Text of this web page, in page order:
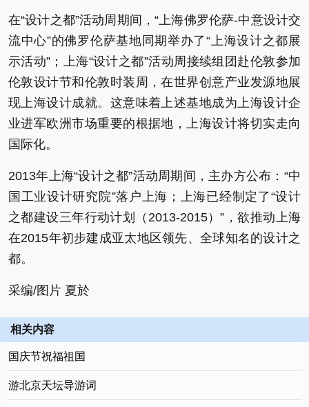
在“设计之都”活动周期间，“上海佛罗伦萨-中意设计交
流中心”的佛罗伦萨基地同期举办了“上海设计之都展
示活动”；上海“设计之都”活动周接续组团赴伦敦参加
伦敦设计节和伦敦时装周，在世界创意产业发源地展
现上海设计成就。这意味着上述基地成为上海设计企
业进军欧洲市场重要的根据地，上海设计将切实走向
国际化。
2013年上海“设计之都”活动周期间，主办方公布：“中
国工业设计研究院”落户上海；上海已经制定了“设计
之都建设三年行动计划（2013-2015）”，欲推动上海
在2015年初步建成亚太地区领先、全球知名的设计之
都。
采编/图片 夏於
相关内容
国庆节祝福祖国
游北京天坛导游词